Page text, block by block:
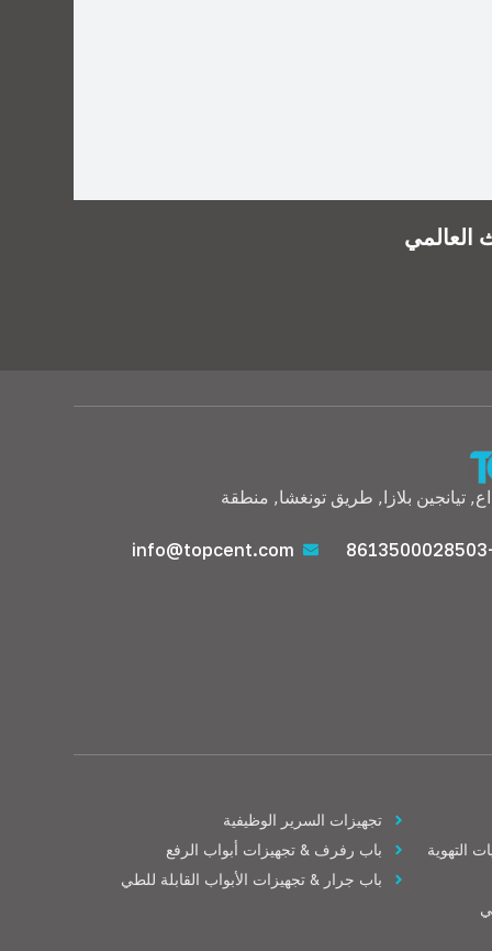
تيانجين بلازا, طريق تونغشا, منطقة
info@topcent.com
التهوية
تجهيزات السرير الوظيفية
باب رفرف & تجهيزات أبواب الرفع
باب جرار & تجهيزات الأبواب القابلة للطي